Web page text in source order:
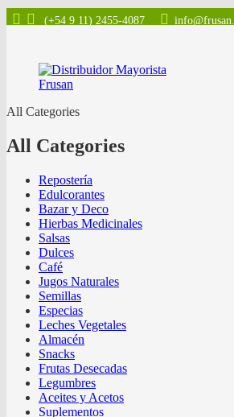
(+54 9 11) 2455-4087
All Categories
All Categories
Repostería
Edulcorantes
Bazar y Deco
Hierbas Medicinales
Salsas
Dulces
Café
Jugos Naturales
Semillas
Especias
Leches Vegetales
Almacén
Snacks
Frutas Desecadas
Legumbres
Aceites y Acetos
Suplementos